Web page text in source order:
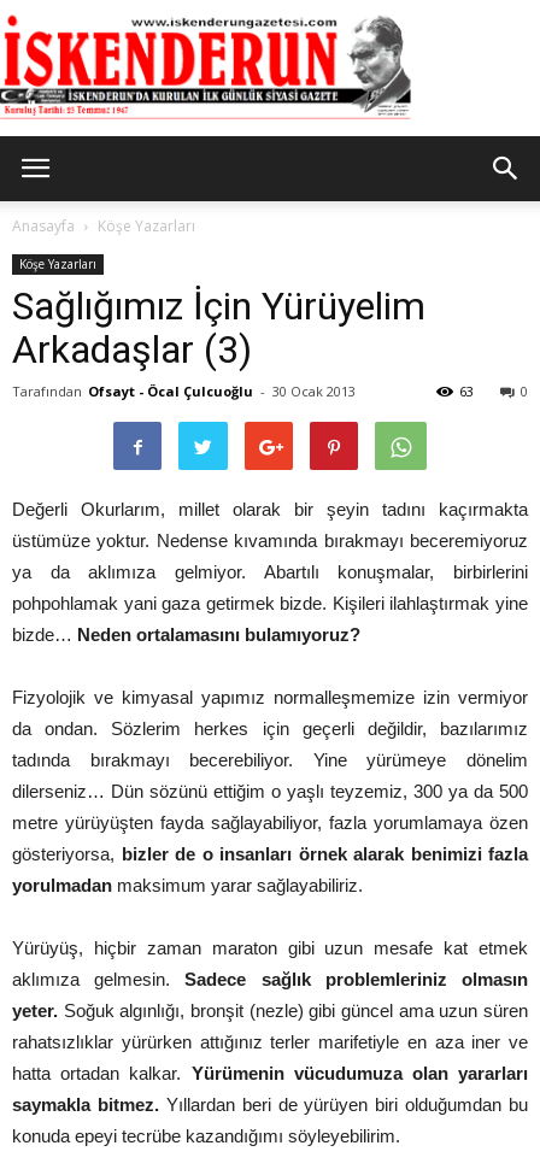
Gazetesi
Anasayfa Köşe Yazarları
Köşe Yazarları
Sağlığımız İçin Yürüyelim
Arkadaşlar (3)
Tarafından Ofsayt - Öcal Çulcuoğlu - 30 Ocak 2013 0
63
Değerli Okurlarım, millet olarak bir şeyin tadını kaçırmakta
üstümüze yoktur. Nedense kıvamında bırakmayı beceremiyoruz
ya da aklımıza gelmiyor. Abartılı konuşmalar, birbirlerini
pohpohlamak yani gaza getirmek bizde. Kişileri ilahlaştırmak yine
bizde… Neden ortalamasını bulamıyoruz?
Fizyolojik ve kimyasal yapımız normalleşmemize izin vermiyor
da ondan. Sözlerim herkes için geçerli değildir, bazılarımız
tadında bırakmayı becerebiliyor. Yine yürümeye dönelim
dilerseniz… Dün sözünü ettiğim o yaşlı teyzemiz, 300 ya da 500
metre yürüyüşten fayda sağlayabiliyor, fazla yorumlamaya özen
gösteriyorsa, bizler de o insanları örnek alarak benimizi fazla
yorulmadan maksimum yarar sağlayabiliriz.
Yürüyüş, hiçbir zaman maraton gibi uzun mesafe kat etmek
aklımıza gelmesin.Sadece sağlık problemleriniz olmasın
yeter. Soğuk algınlığı, bronşit (nezle) gibi güncel ama uzun süren
rahatsızlıklar yürürken attığınız terler marifetiyle en aza iner ve
hatta ortadan kalkar. Yürümenin vücudumuza olan yararları
saymakla bitmez.Yıllardan beri de yürüyen biri olduğumdan bu
konuda epeyi tecrübe kazandığımı söyleyebilirim.